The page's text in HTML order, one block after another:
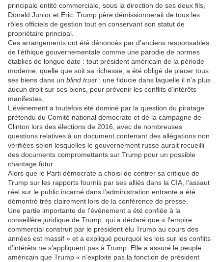
principale entité commerciale, sous la direction de ses deux fils,
Donald Junior et Eric. Trump père démissionnerait de tous les
rôles officiels de gestion tout en conservant son statut de
propriétaire principal.
Ces arrangements ont été dénoncés par d’anciens responsables
de l’éthique gouvernementale comme une parodie de normes
établies de longue date : tout président américain de la période
moderne, quelle que soit sa richesse, a été obligé de placer tous
ses biens dans un blind trust : une fiducie dans laquelle il n’a plus
aucun droit sur ses biens, pour prévenir les conflits d’intérêts
manifestes.
L’événement a toutefois été dominé par la question du piratage
prétendu du Comité national démocrate et de la campagne de
Clinton lors des élections de 2016, avec de nombreuses
questions relatives à un document contenant des allégations non
vérifiées selon lesquelles le gouvernement russe aurait recueilli
des documents compromettants sur Trump pour un possible
chantage futur.
Alors que le Parti démocrate a choisi de centrer sa critique de
Trump sur les rapports fournis par ses alliés dans la CIA, l’assaut
réel sur le public incarné dans l’administration entrante a été
démontré très clairement lors de la conférence de presse.
Une partie importante de l’événement a été confiée à la
conseillère juridique de Trump, qui a déclaré que « l’empire
commercial construit par le président élu Trump au cours des
années est massif » et a expliqué pourquoi les lois sur les conflits
d’intérêts ne s’appliquent pas à Trump. Elle a assuré le peuple
américain que Trump « n’exploite pas la fonction de président